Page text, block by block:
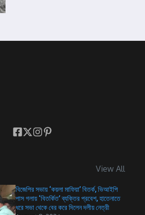
View All
বিজেপির সভায় ‘কয়লা মাফিয়া’ বিতর্ক, ভিআইপি
পাস গলায় ‘বিতর্কিত’ ব্যক্তির প্রবেশ, হাতেনাতে
ধরে সভা থেকে বের করে দিলেন দলীয় নেত্রী